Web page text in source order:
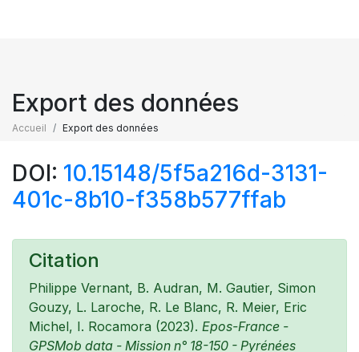
Export des données
Accueil Export des données
DOI: 10.15148/5f5a216d-3131-
401c-8b10-f358b577ffab
Citation
Philippe Vernant, B. Audran, M. Gautier, Simon
Gouzy, L. Laroche, R. Le Blanc, R. Meier, Eric
Michel, I. Rocamora (2023). Epos-France -
GPSMob data - Mission n° 18-150 - Pyrénées